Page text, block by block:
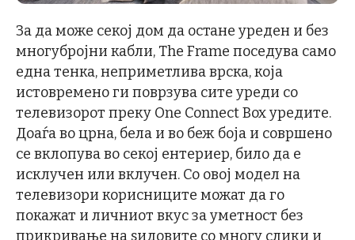
За да може секој дом да остане уреден и без
многубројни кабли, The Frame поседува само
една тенка, неприметлива врска, која
истовремено ги поврзува сите уреди со
телевизорот преку One Connect Box уредите.
Доаѓа во црна, бела и во беж боја и совршено
се вклопува во секој ентериер, било да е
исклучен или вклучен. Со овој модел на
телевизори корисниците можат да го
покажат и личниот вкус за уметност без
прикривање на ѕидовите со многу слики и